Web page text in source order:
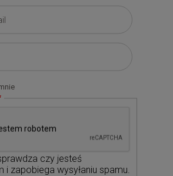
czy jesteś
i zapobiega wysyłaniu spamu.